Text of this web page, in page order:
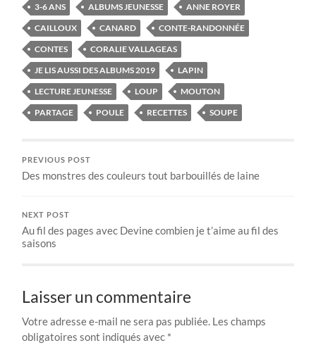
3-6 ANS ALBUMS JEUNESSE
ANNE ROYER
CAILLOUX
CANARD
CONTE-RANDONNÉE
CONTES
CORALIE VALLAGEAS
JE LIS AUSSI DES ALBUMS 2019
LAPIN
LECTURE JEUNESSE
LOUP
MOUTON
PARTAGE
POULE RECETTES SOUPE
PREVIOUS POST
Des monstres des couleurs tout barbouillés de laine
NEXT POST
Au fil des pages avec Devine combien je t’aime au fil des
saisons
Laisser un commentaire
Votre adresse e-mail ne sera pas publiée. Les champs
obligatoires sont indiqués avec *